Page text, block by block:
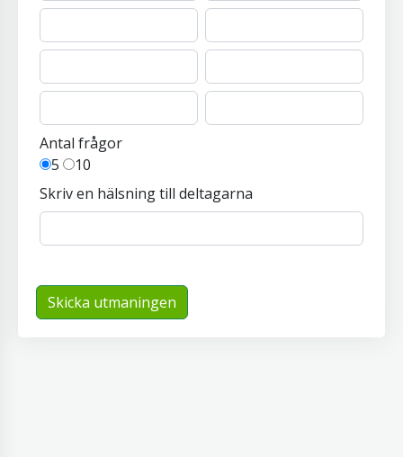
Antal frågor
5
10
Skriv en hälsning till deltagarna
Skicka utmaningen